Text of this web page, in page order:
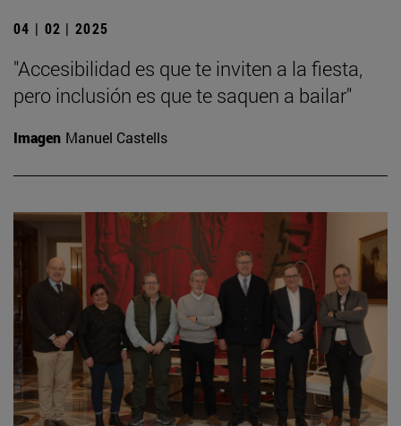
04 | 02 | 2025
"Accesibilidad es que te inviten a la fiesta,
pero inclusión es que te saquen a bailar"
Imagen Manuel Castells